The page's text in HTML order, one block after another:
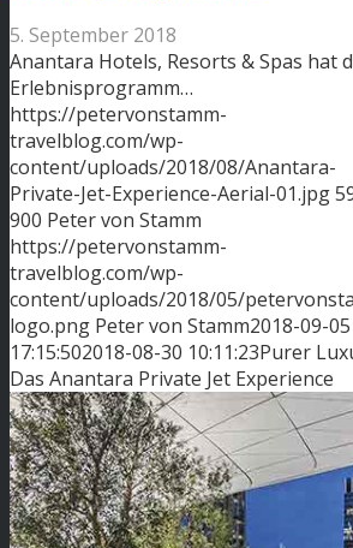
5. September 2018
Anantara Hotels, Resorts & Spas hat
Erlebnisprogramm…
https://petervonstamm-
travelblog.com/wp-
content/uploads/2018/08/Anantara-
Private-Jet-Experience-Aerial-01.jpg
900 Peter von Stamm
https://petervonstamm-
travelblog.com/wp-
content/uploads/2018/05/
logo.png Peter von Stamm2018-09-05
17:15:502018-08-30 10:11:23Purer
Das Anantara Private Jet Experience